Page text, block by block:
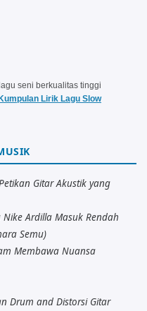
seni berkualitas tinggi
Lirik Lagu Slow
Gitar Akustik yang
Ardilla Masuk Rendah
Semu)
Membawa Nuansa
Drum and Distorsi Gitar